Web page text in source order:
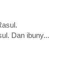
Dan ibuny...